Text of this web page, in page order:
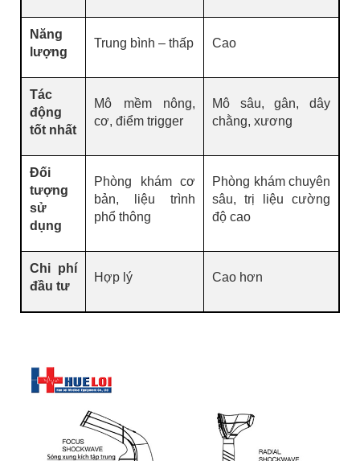
Năng
lượng
Trung bình – thấp Cao
Tác
động
tốt nhất
Mô mềm nông,
cơ, điểm trigger
Mô sâu, gân, dây
chằng, xương
Đối
tượng
sử
dụng
Phòng khám cơ
bản, liệu trình
phổ thông
Phòng khám chuyên
sâu, trị liệu cường
độ cao
Chi phí
đầu tư
Hợp lý Cao hơn